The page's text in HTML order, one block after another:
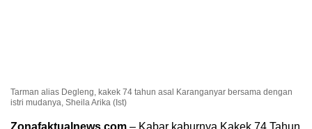
Tarman alias Degleng, kakek 74 tahun asal Karanganyar bersama dengan
istri mudanya, Sheila Arika (Ist)